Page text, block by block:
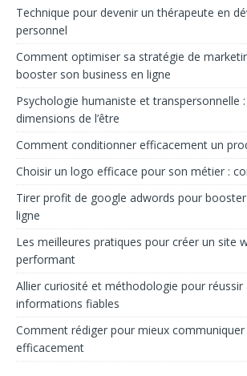
Technique pour devenir un thérapeute en
personnel
Comment optimiser sa stratégie de
booster son business en ligne
Psychologie humaniste et transpersonnelle
dimensions de l’être
Comment conditionner efficacement un
Choisir un logo efficace pour son métier :
Tirer profit de google adwords pour
ligne
Les meilleures pratiques pour créer un site
performant
Allier curiosité et méthodologie pour réussir
informations fiables
Comment rédiger pour mieux
efficacement